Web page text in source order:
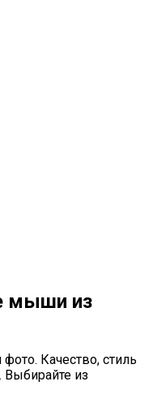
мыши из
Качество, стиль
Выбирайте из